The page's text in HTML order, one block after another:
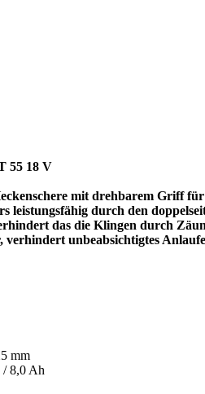
55 18 V
mit drehbarem Griff
leistungsfähig durch den
das die Klingen durch
unbeabsichtigtes
mm
8,0 Ah